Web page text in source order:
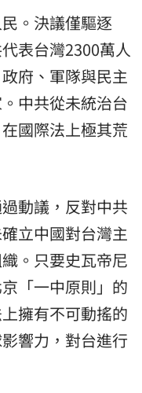
。決議僅驅逐
表台灣2300萬人
府、軍隊與民主
中共從未統治台
國際法上極其荒
動議，反對中共
立中國對台灣主
。只要史瓦帝尼
「一中原則」的
擁有不可動搖的
響力，對台進行